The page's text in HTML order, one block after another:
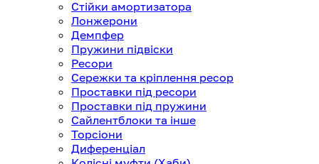
Стійки амортизатора
Лонжерони
Демпфер
Пружини підвіски
Ресори
Сережки та кріплення ресор
Проставки під ресори
Проставки під пружини
Сайлентблоки та інше
Торсіони
Диференціал